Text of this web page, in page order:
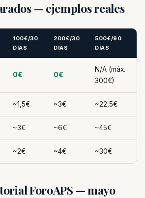
— ejemplos reales
100€/30
DÍAS
200€/30
DÍAS
500€/90
DÍAS
0€ 0€
N/A (máx.
300€)
~1,5€ ~3€ ~22,5€
~3€ ~6€ ~45€
~2€ ~4€ ~30€
ForoAPS — mayo